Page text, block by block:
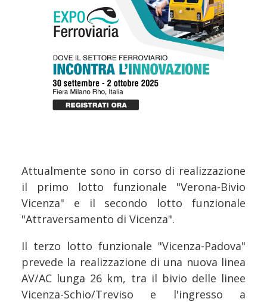
Attualmente sono in corso di realizzazione
il primo lotto funzionale "Verona-Bivio
Vicenza" e il secondo lotto funzionale
"Attraversamento di Vicenza".
Il terzo lotto funzionale "Vicenza-Padova"
prevede la realizzazione di una nuova linea
AV/AC lunga 26 km, tra il bivio delle linee
Vicenza-Schio/Treviso e l'ingresso a